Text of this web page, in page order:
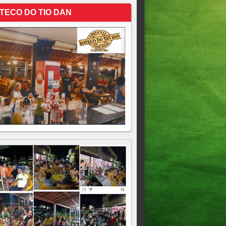
DO TIO DAN